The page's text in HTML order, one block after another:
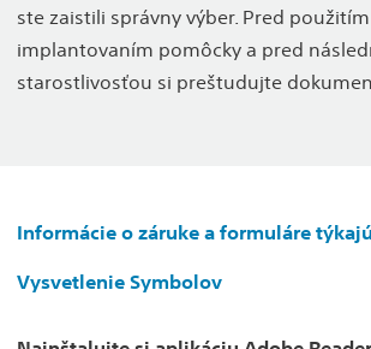
ste zaistili správny výber. Pred
implantovaním pomôcky a pred
starostlivosťou si preštudujte
Informácie o záruke a formuláre
Vysvetlenie Symbolov